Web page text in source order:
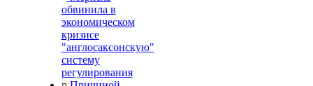
обвинила в
экономическом
кризисе
"англосаксонскую"
систему
регулирования